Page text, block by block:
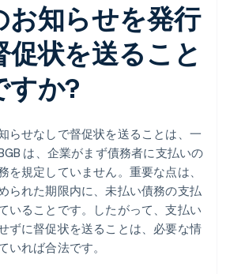
お知らせを発行
促状を送ること
すか?
らせなしで督促状を送ることは、一
は、企業がまず債務者に支払いの
を規定していません。重要な点は、
られた期限内に、未払い債務の支払
いることです。したがって、支払い
ずに督促状を送ることは、必要な情
いれば合法です。